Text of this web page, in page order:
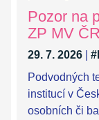
Pozor na
ZP MV ČR
29. 7. 2026
Podvodných
institucí v
osobních či